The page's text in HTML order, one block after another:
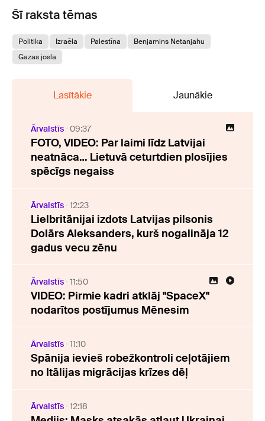
Šī raksta tēmas
Politika Izraēla Palestīna
Benjamins Netanjahu
Gazas josla
Lasītākie Jaunākie
Ārvalstīs 09:37
FOTO, VIDEO: Par laimi līdz Latvijai
neatnāca… Lietuvā ceturtdien plosījies
spēcīgs negaiss
Ārvalstīs 12:23
Lielbritānijai izdots Latvijas pilsonis
Dolārs Aleksanders, kurš nogalināja 12
gadus vecu zēnu
Ārvalstīs 11:50
VIDEO: Pirmie kadri atklāj "SpaceX"
nodarītos postījumus Mēnesim
Ārvalstīs 11:10
Spānija ievieš robežkontroli ceļotājiem
no Itālijas migrācijas krīzes dēļ
Ārvalstīs 12:18